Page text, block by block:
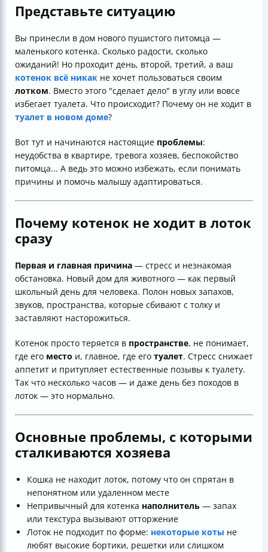
Представьте ситуацию
Вы принесли в дом нового пушистого питомца —
маленького котенка. Сколько радости, сколько
ожиданий! Но проходит день, второй, третий, а ваш
котенок всё никак не хочет пользоваться своим
лотком. Вместо этого "сделает дело" в углу или вовсе
избегает туалета. Что происходит? Почему он не ходит в
туалет в новом доме?
Вот тут и начинаются настоящие проблемы:
неудобства в квартире, тревога хозяев, беспокойство
питомца... А ведь это можно избежать, если понимать
причины и помочь малышу адаптироваться.
Почему котенок не ходит в лоток
сразу
Первая и главная причина — стресс и незнакомая
обстановка. Новый дом для животного — как первый
школьный день для человека. Полон новых запахов,
звуков, пространства, которые сбивают с толку и
заставляют насторожиться.
Котенок просто теряется в пространстве, не понимает,
где его место и, главное, где его туалет. Стресс снижает
аппетит и притупляет естественные позывы к туалету.
Так что несколько часов — и даже день без походов в
лоток — это нормально.
Основные проблемы, с которыми
сталкиваются хозяева
Кошка не находит лоток, потому что он спрятан в
непонятном или удаленном месте
Непривычный для котенка наполнитель — запах
или текстура вызывают отторжение
Лоток не подходит по форме: некоторые коты не
любят высокие бортики, решетки или слишком